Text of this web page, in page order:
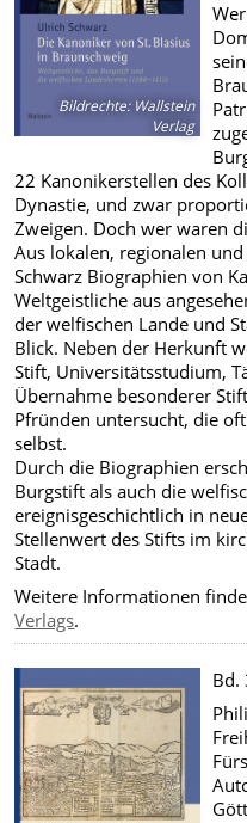
Bildrechte:Wallstein
Verlag
22 Kanonikerstellen des
Dynastie, und zwar
Zweigen. Doch wer waren
Aus lokalen, regionalen
Schwarz Biographien von
Weltgeistliche aus
der welfischen Lande und
Blick. Neben der Herkunft
Stift, Universitätsstudium,
Übernahme besonderer
Pfründen untersucht, die
selbst.
Durch die Biographien
Burgstift als auch die
ereignisgeschichtlich in
Stellenwert des Stifts im
Stadt.
Weitere Informationen
Verlags.
Bd.